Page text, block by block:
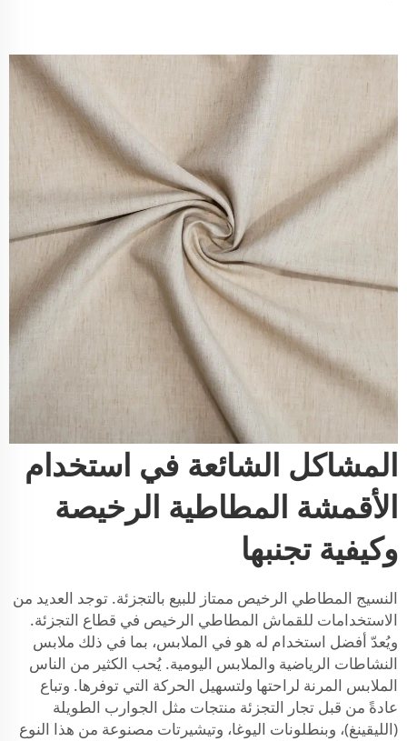
المشاكل الشائعة في استخدام
الأقمشة المطاطية الرخيصة
وكيفية تجنبها
النسيج المطاطي الرخيص ممتاز للبيع بالتجزئة. توجد العديد من
الاستخدامات للقماش المطاطي الرخيص في قطاع التجزئة.
ويُعدّ أفضل استخدام له هو في الملابس، بما في ذلك ملابس
النشاطات الرياضية والملابس اليومية. يُحب الكثير من الناس
الملابس المرنة لراحتها ولتسهيل الحركة التي توفرها. وتباع
عادةً من قبل تجار التجزئة منتجات مثل الجوارب الطويلة
(الليقينغ)، وبنطلونات اليوغا، وتيشيرتات مصنوعة من هذا النوع